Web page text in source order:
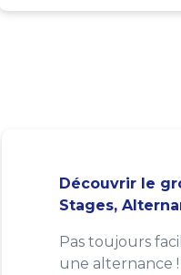
Découvrir le
Stages,
Pas toujours
une alternance